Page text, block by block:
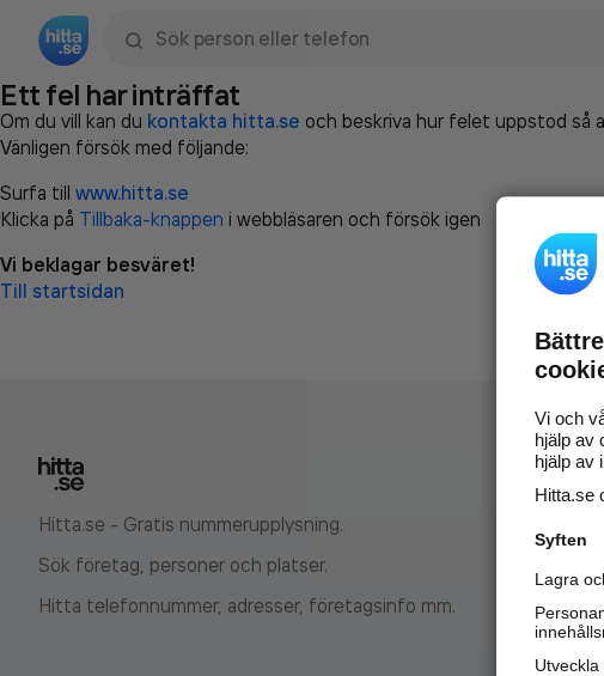
Ett fel har inträffat
Om du vill kan du kontakta hitta.se och beskriva hur felet uppstod så
Vänligen försök med följande:
Surfa till www.hitta.se
Klicka på Tillbaka-knappen i webbläsaren och försök igen
Vi beklagar besväret!
Till startsidan
Hitta.se - Gratis nummerupplysning.
Sök företag, personer och platser.
Hitta telefonnummer, adresser, företagsinfo mm.
Vi och
hjälp av
hjälp av
Hitta.se
Syften
Lagra